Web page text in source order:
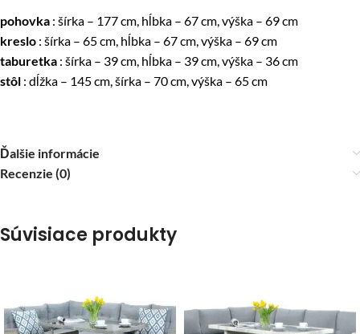
pohovka : šírka – 177 cm, hĺbka – 67 cm, výška – 69 cm
kreslo : šírka – 65 cm, hĺbka – 67 cm, výška – 69 cm
taburetka : šírka – 39 cm, hĺbka – 39 cm, výška – 36 cm
stôl : dĺžka – 145 cm, šírka – 70 cm, výška – 65 cm
Ďalšie informácie
Recenzie (0)
Súvisiace produkty